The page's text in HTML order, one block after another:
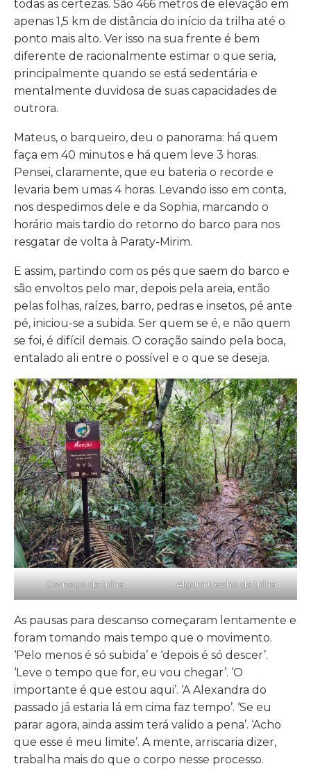
todas as certezas. São 466 metros de elevação em
apenas 1,5 km de distância do início da trilha até o
ponto mais alto. Ver isso na sua frente é bem
diferente de racionalmente estimar o que seria,
principalmente quando se está sedentária e
mentalmente duvidosa de suas capacidades de
outrora.
Mateus, o barqueiro, deu o panorama: há quem
faça em 40 minutos e há quem leve 3 horas.
Pensei, claramente, que eu bateria o recorde e
levaria bem umas 4 horas. Levando isso em conta,
nos despedimos dele e da Sophia, marcando o
horário mais tardio do retorno do barco para nos
resgatar de volta à Paraty-Mirim.
E assim, partindo com os pés que saem do barco e
são envoltos pelo mar, depois pela areia, então
pelas folhas, raízes, barro, pedras e insetos, pé ante
pé, iniciou-se a subida. Ser quem se é, e não quem
se foi, é difícil demais. O coração saindo pela boca,
entalado ali entre o possível e o que se deseja.
Começo da trilha Algum trecho da trilha
As pausas para descanso começaram lentamente e
foram tomando mais tempo que o movimento.
‘Pelo menos é só subida’ e ‘depois é só descer’.
‘Leve o tempo que for, eu vou chegar’. ‘O
importante é que estou aqui’. ‘A Alexandra do
passado já estaria lá em cima faz tempo’. ‘Se eu
parar agora, ainda assim terá valido a pena’. ‘Acho
que esse é meu limite’. A mente, arriscaria dizer,
trabalha mais do que o corpo nesse processo.